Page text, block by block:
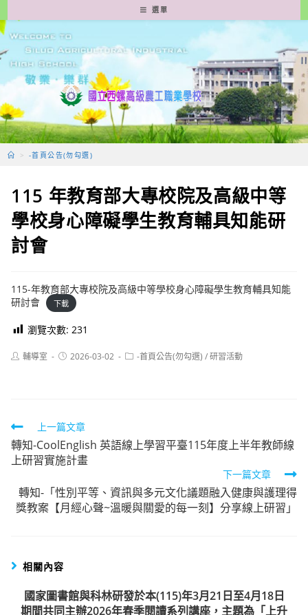
轉
至
要
容
選單
> -首頁公告(勿勾選)
115 年教育部大專校院及高級中等
學校身心障礙學生教育輔具知能研
討會
115-年教育部大專校院及高級中等學校身心障礙學生教育輔具知能
研討會
下載
瀏覽次數: 231
Post輔導室
Post2026-03-02
Post-首頁公告(勿勾選) /研習活動
Read
more
articles
上一篇文章
轉知-CoolEnglish 英語線上學習平臺115年度上半年教師線
上研習實施計畫
下一篇文章
轉知-「性別平等、資訊與多元文化議題融入健康與護理得
獎教案【月經心聲~溫暖與關愛的每一刻】分享線上研習」
相關內容
國家圖書館與科林研發於本(115)年3月21日至4月18日
期間共同主辦2026年春季閱讀系列講座，主題為「上升